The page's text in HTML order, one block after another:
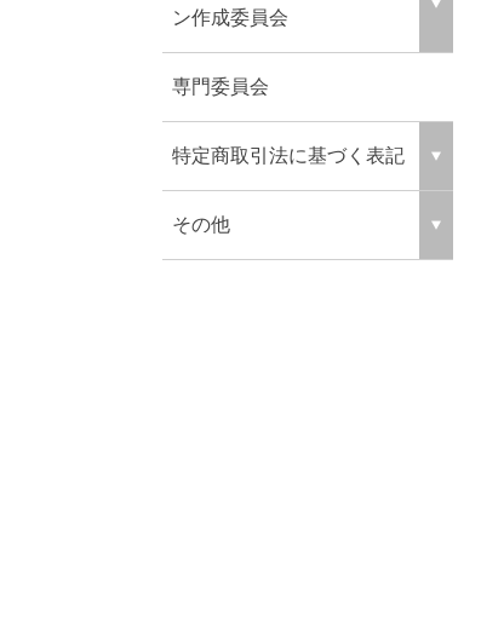
ン作成委員会
専門委員会
特定商取引法に基づく表記
その他